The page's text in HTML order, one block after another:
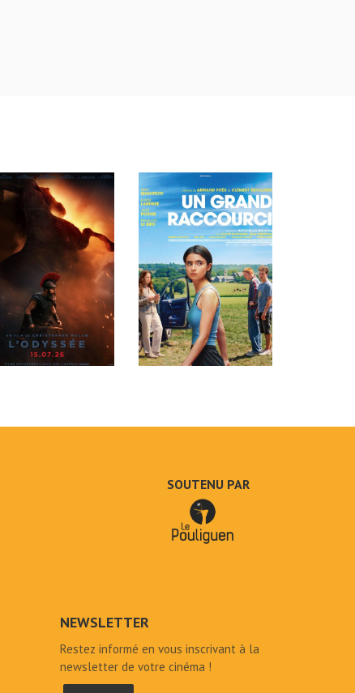
SOUTENU PAR
NEWSLETTER
Restez informé en vous inscrivant à la
newsletter de votre cinéma !